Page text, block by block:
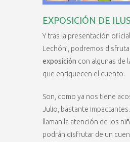
EXPOSICIÓN DE
Y tras la presentación
Lechón’, podremos
exposición con algunas de
que enriquecen el cuento.
Son, como ya nos tiene
Julio, bastante
llaman la atención de los
podrán disfrutar de un